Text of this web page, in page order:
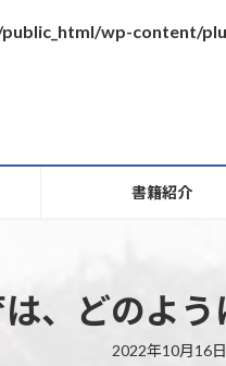
wp-content/
書籍紹介
、どのよ
最
2022年10月16日